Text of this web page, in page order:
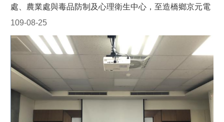
網 https://reurl.cc/9E9GAn #LINE官方帳號貓裏捍衛藍心
最前線 http://line.me/ti/p/@122wszsv
109-08-25
處、農業處與毒品防制及心理衛生中心，至造橋鄉京元電
子股份有限公司移工宿舍針對縣內聘僱外籍移工宣導「聯
犯刑事法令(酒駕、毒品、詐欺等)及騎乘電動自行車等規
定，並於現場發送宣導折頁！ 藍心，即是防制人口販運的
心。藍心行動的目標為喚起全球各地的防制人口販運意
識，並動員國際組織、政府、民間社團或私人機構的資
源，一起防制人口販運的發生！ 【人口販運案件檢舉及被
害人保護24小時免費專線】 1. 勞動部：1955外籍勞工及
雇主多國語言諮詢保護專線(提供中、英、越、印、泰等5